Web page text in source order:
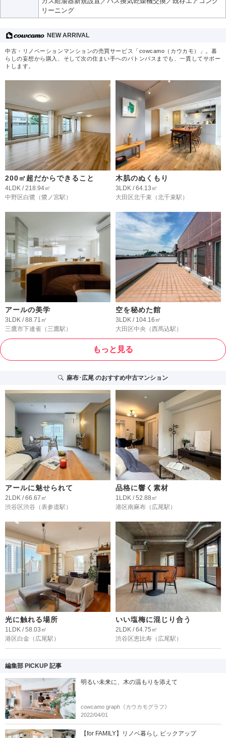
リーニング
NEW ARRIVAL
中古・リノベーションマンションの売買サービス「cowcamo（カウカモ）」。暮
らしの妄想から購入、そして次の住まい手へのバトンパスまでも、一貫してサポー
トします。
200㎡超だからできること
4LDK / 218.94㎡
中野区白鷺 （鷺ノ宮駅）
木肌のぬくもり
3LDK / 64.13㎡
大田区北千束 （北千束駅）
アールの美学
3LDK / 88.71㎡
三鷹市下連雀 （三鷹駅）
空を秘めた館
3LDK / 104.16㎡
大田区中央 （西馬込駅）
もっと見る
麻布･広尾のおすすめ中古マンション
アールに魅せられて
2LDK / 66.67㎡
渋谷区渋谷 （表参道駅）
品格に響く素材
1LDK / 52.88㎡
港区南麻布 （広尾駅）
光に触れる場所
1LDK / 58.03㎡
港区白金 （広尾駅）
いい塩梅に混じり合う
2LDK / 64.75㎡
渋谷区恵比寿 （広尾駅）
編集部 PICKUP 記事
明るい未来に、木の温もりを添えて
cowcamo graph《カウカモグラフ》
2022/04/01
【for FAMILY】リノベ暮らし ピックアップ